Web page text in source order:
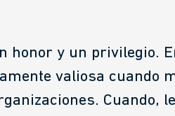
honor y un privilegio.
valiosa cuando
Cuando,